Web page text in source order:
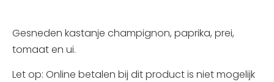
Gesneden kastanje champignon, paprika, prei,
tomaat en ui.
Let op: Online betalen bij dit product is niet mogelijk